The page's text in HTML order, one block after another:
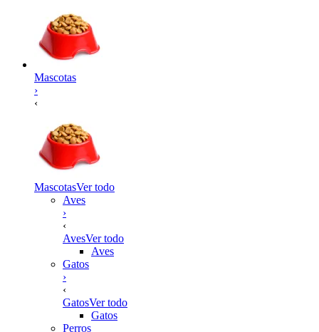
Mascotas
›
‹
MascotasVer todo
Aves
›
‹
AvesVer todo
Aves
Gatos
›
‹
GatosVer todo
Gatos
Perros